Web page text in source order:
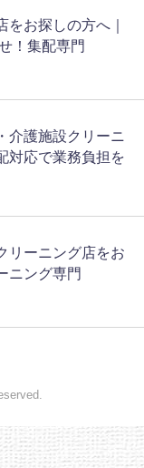
をお探しの方へ｜
！集配専門
介護施設クリーニ
対応で業務負担を
リーニング店をお
ニング専門